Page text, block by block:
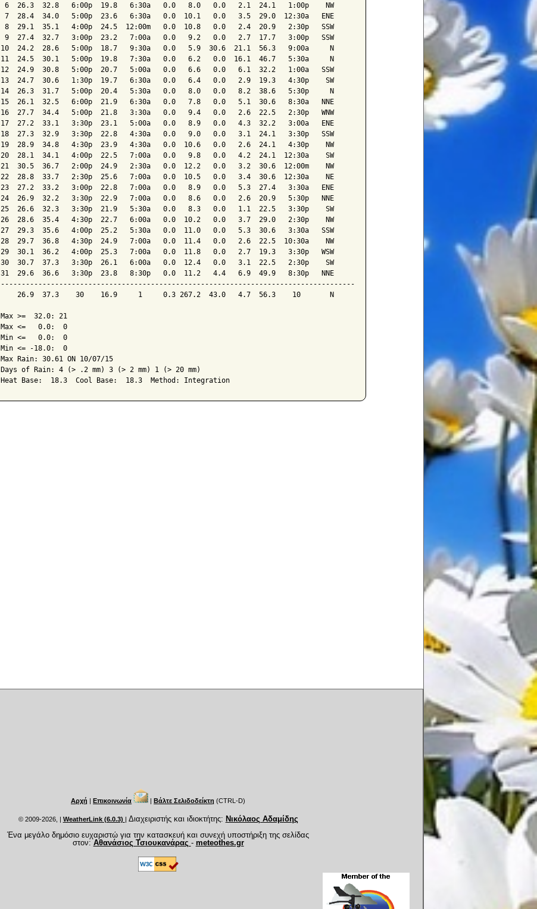
6  26.3  32.8   6:00p  19.8   6:30a   0.0   8.0   0.0   2.1  24.1   1:00p    NW
7  28.4  34.0   5:00p  23.6   6:30a   0.0  10.1   0.0   3.5  29.0  12:30a   ENE
8  29.1  35.1   4:00p  24.5  12:00m   0.0  10.8   0.0   2.4  20.9   2:30p   SSW
9  27.4  32.7   3:00p  23.2   7:00a   0.0   9.2   0.0   2.7  17.7   3:00p   SSW
10  24.2  28.6   5:00p  18.7   9:30a   0.0   5.9  30.6  21.1  56.3   9:00a     N
11  24.5  30.1   5:00p  19.8   7:30a   0.0   6.2   0.0  16.1  46.7   5:30a     N
12  24.9  30.8   5:00p  20.7   5:00a   0.0   6.6   0.0   6.1  32.2   1:00a   SSW
13  24.7  30.6   1:30p  19.7   6:30a   0.0   6.4   0.0   2.9  19.3   4:30p    SW
14  26.3  31.7   5:00p  20.4   5:30a   0.0   8.0   0.0   8.2  38.6   5:30p     N
15  26.1  32.5   6:00p  21.9   6:30a   0.0   7.8   0.0   5.1  30.6   8:30a   NNE
16  27.7  34.4   5:00p  21.8   3:30a   0.0   9.4   0.0   2.6  22.5   2:30p   WNW
17  27.2  33.1   3:30p  23.1   5:00a   0.0   8.9   0.0   4.3  32.2   3:00a   ENE
18  27.3  32.9   3:30p  22.8   4:30a   0.0   9.0   0.0   3.1  24.1   3:30p   SSW
19  28.9  34.8   4:30p  23.9   4:30a   0.0  10.6   0.0   2.6  24.1   4:30p    NW
20  28.1  34.1   4:00p  22.5   7:00a   0.0   9.8   0.0   4.2  24.1  12:30a    SW
21  30.5  36.7   2:00p  24.9   2:30a   0.0  12.2   0.0   3.2  30.6  12:00m    NW
22  28.8  33.7   2:30p  25.6   7:00a   0.0  10.5   0.0   3.4  30.6  12:30a    NE
23  27.2  33.2   3:00p  22.8   7:00a   0.0   8.9   0.0   5.3  27.4   3:30a   ENE
24  26.9  32.2   3:30p  22.9   7:00a   0.0   8.6   0.0   2.6  20.9   5:30p   NNE
25  26.6  32.3   3:30p  21.9   5:30a   0.0   8.3   0.0   1.1  22.5   3:30p    SW
26  28.6  35.4   4:30p  22.7   6:00a   0.0  10.2   0.0   3.7  29.0   2:30p    NW
27  29.3  35.6   4:00p  25.2   5:30a   0.0  11.0   0.0   5.3  30.6   3:30a   SSW
28  29.7  36.8   4:30p  24.9   7:00a   0.0  11.4   0.0   2.6  22.5  10:30a    NW
29  30.1  36.2   4:00p  25.3   7:00a   0.0  11.8   0.0   2.7  19.3   3:30p   WSW
30  30.7  37.3   3:30p  26.1   6:00a   0.0  12.4   0.0   3.1  22.5   2:30p    SW
31  29.6  36.6   3:30p  23.8   8:30p   0.0  11.2   4.4   6.9  49.9   8:30p   NNE
-------------------------------------------------------------------------------------
    26.9  37.3    30    16.9     1     0.3 267.2  43.0   4.7  56.3    10       N
Max >=  32.0: 21
Max <=   0.0:  0
Min <=   0.0:  0
Min <= -18.0:  0
Max Rain: 30.61 ON 10/07/15
Days of Rain: 4 (> .2 mm) 3 (> 2 mm) 1 (> 20 mm)
Αρχή |Επικοινωνία |Βάλτε Σελιδοδείκτη (CTRL-D)
© 2009-2026, | WeatherLink (6.0.3) | Διαχειριστής και ιδιοκτήτης: Νικόλαος Αδαμίδης
Ένα μεγάλο δημόσιο ευχαριστώ για την κατασκευή και συνεχή υποστήριξη της σελίδας
στον: Αθανάσιος Τσιουκανάρας - meteothes.gr